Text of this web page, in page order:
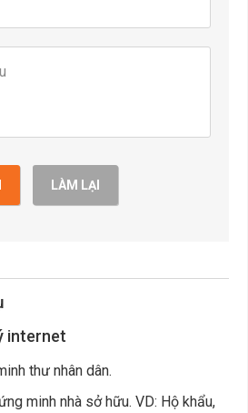
LÀM LẠI
internet
thư nhân dân.
minh nhà sở hữu. VD: Hộ khẩu,